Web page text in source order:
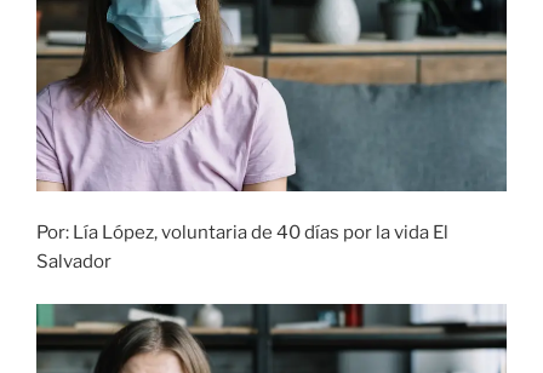
Por: Lía López, voluntaria de 40 días por la vida El
Salvador